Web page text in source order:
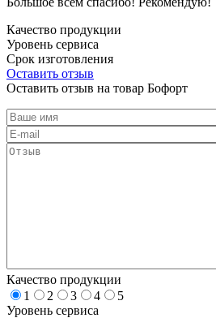
Качество продукции
Уровень сервиса
Срок изготовления
Оставить отзыв
Оставить отзыв на товар Бофорт
Качество продукции
1
2 3 4
5
Уровень сервиса